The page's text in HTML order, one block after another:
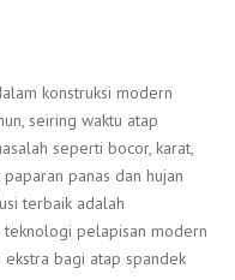
konstruksi modern
seiring waktu atap
seperti bocor, karat,
panas dan hujan
terbaik adalah
teknologi pelapisan modern
bagi atap spandek